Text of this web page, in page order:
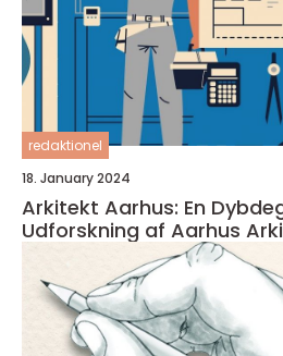
redaktionel
18. January 2024
Arkitekt Aarhus: En
Udforskning af Aarhus